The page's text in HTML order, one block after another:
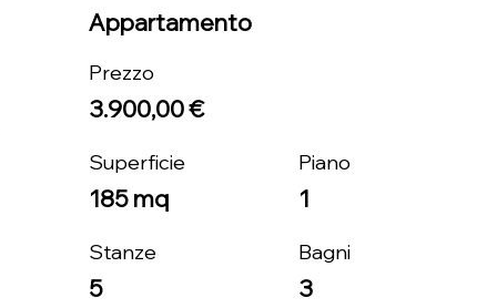
Appartamento
Prezzo
3.900,00 €
Superficie Piano
185 mq 1
Stanze Bagni
3
5